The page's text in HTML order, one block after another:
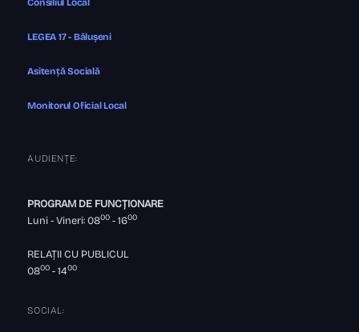
Consiliul Local
LEGEA 17 - Bălușeni
Asitență Socială
Monitorul Oficial Local
AUDIENȚE:
PROGRAM DE FUNCȚIONARE
Luni - Vineri: 0800 - 1600
RELAȚII CU PUBLICUL
0800 - 1400
SOCIAL: